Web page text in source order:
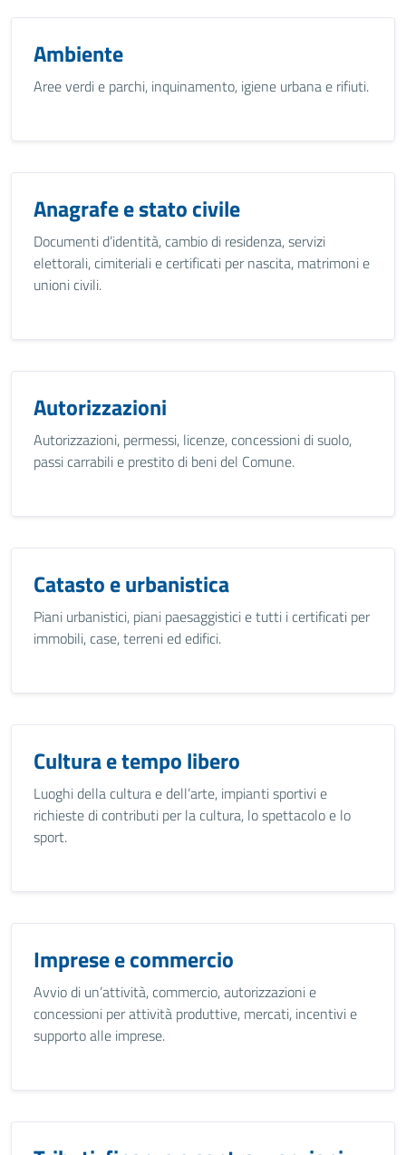
Ambiente
Aree verdi e parchi, inquinamento, igiene urbana e rifiuti.
Anagrafe e stato civile
Documenti d’identità, cambio di residenza, servizi
elettorali, cimiteriali e certificati per nascita, matrimoni e
unioni civili.
Autorizzazioni
Autorizzazioni, permessi, licenze, concessioni di suolo,
passi carrabili e prestito di beni del Comune.
Catasto e urbanistica
Piani urbanistici, piani paesaggistici e tutti i certificati per
immobili, case, terreni ed edifici.
Cultura e tempo libero
Luoghi della cultura e dell’arte, impianti sportivi e
richieste di contributi per la cultura, lo spettacolo e lo
sport.
Imprese e commercio
Avvio di un’attività, commercio, autorizzazioni e
concessioni per attività produttive, mercati, incentivi e
supporto alle imprese.